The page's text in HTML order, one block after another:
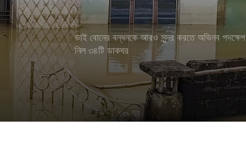
ভাই বোনের বন্ধনকে আরও সুন্দর করতে অভিনব পদক্ষেপ
নিল ৩৪টি ডাকঘর